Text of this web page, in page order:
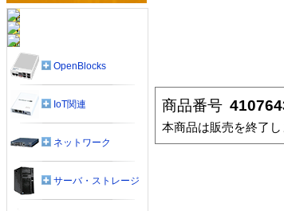
商品番号
本商品は販売を終了し
OpenBlocks
IoT関連
ネットワーク
サーバ・ストレージ